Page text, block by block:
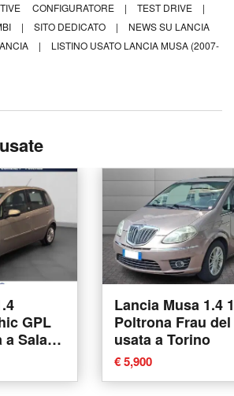
CONFIGURATORE | TEST DRIVE
|
| SITO DEDICATO |
NEWS SU LANCIA
|
LISTINO USATO LANCIA MUSA (2007-
GPL
a Sala
Lancia Musa 1.4
Poltrona Frau del
usata a Torino
€ 5,900